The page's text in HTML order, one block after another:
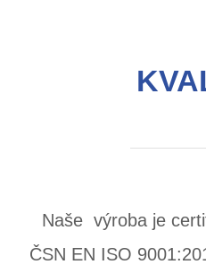
Naše výroba je
ČSN EN ISO